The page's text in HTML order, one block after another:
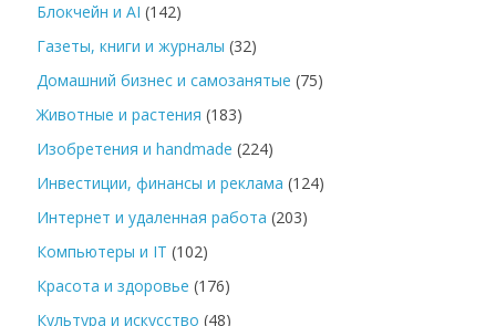
Блокчейн и AI (142)
Газеты, книги и журналы (32)
Домашний бизнес и самозанятые (75)
Животные и растения (183)
Изобретения и handmade (224)
Инвестиции, финансы и реклама (124)
Интернет и удаленная работа (203)
Компьютеры и IT (102)
Красота и здоровье (176)
Культура и искусство (48)